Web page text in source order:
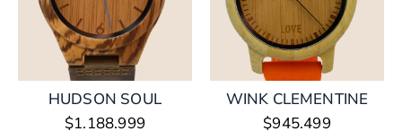
HUDSON SOUL
$1.188.999
WINK CLEMENTINE
$945.499